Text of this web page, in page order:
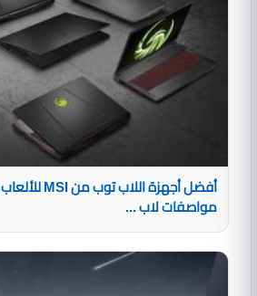
مواصفات لاب ...